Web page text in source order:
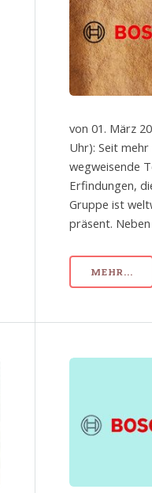
von 01. März
Uhr): Seit
wegweisende
Erfindungen,
Gruppe ist
präsent.
MEHR...